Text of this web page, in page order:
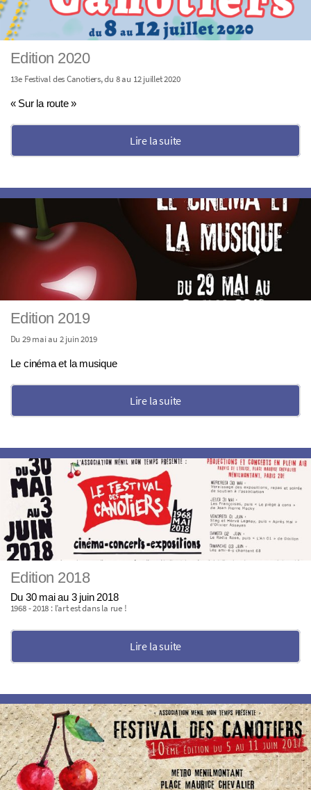
Edition 2020
13e Festival des Canotiers, du 8 au 12 juillet 2020
« Sur la route »
Lire la suite
Edition 2019
Du 29 mai au 2 juin 2019
Le cinéma et la musique
Lire la suite
Edition 2018
Du 30 mai au 3 juin 2018
1968 - 2018 : l’art est dans la rue !
Lire la suite